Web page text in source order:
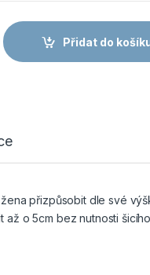
- Dámské zahradníky
Přidat do
přizpůsobit dle své
až o 5cm bez nutnosti